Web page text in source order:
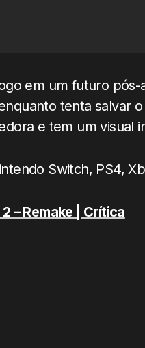
em um futuro
tenta salvar
e tem um visual
Switch, PS4,
– Remake | Crítica